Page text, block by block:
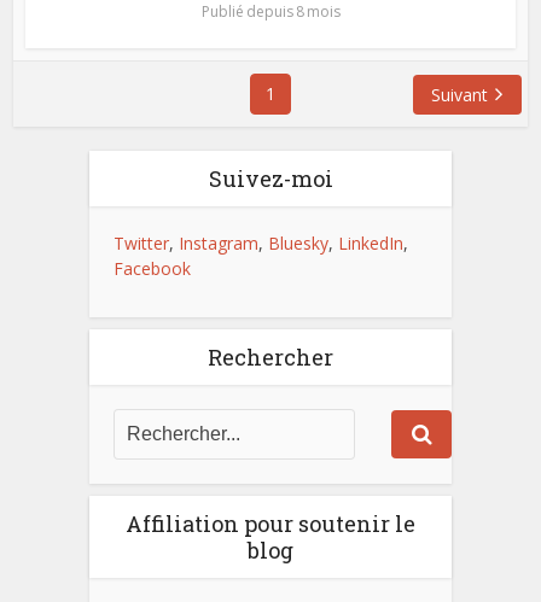
Publié depuis 8 mois
1 Suivant
Suivez-moi
Twitter, Instagram, Bluesky, LinkedIn,
Facebook
Rechercher
Affiliation pour soutenir le
blog